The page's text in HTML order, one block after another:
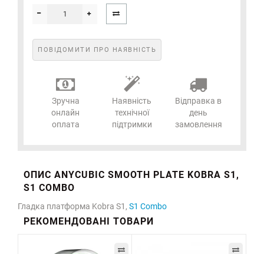
ПОВІДОМИТИ ПРО НАЯВНІСТЬ
Зручна
онлайн
оплата
Наявність
технічної
підтримки
Відправка в
день
замовлення
ОПИС ANYCUBIC SMOOTH PLATE KOBRA S1,
S1 COMBO
Гладка платформа Kobra S1, S1 Combo
РЕКОМЕНДОВАНІ ТОВАРИ